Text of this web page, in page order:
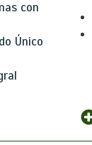
con
Único